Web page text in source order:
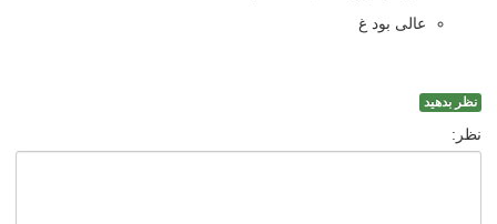
عالی بود غ
نظر بدهید
نظر: